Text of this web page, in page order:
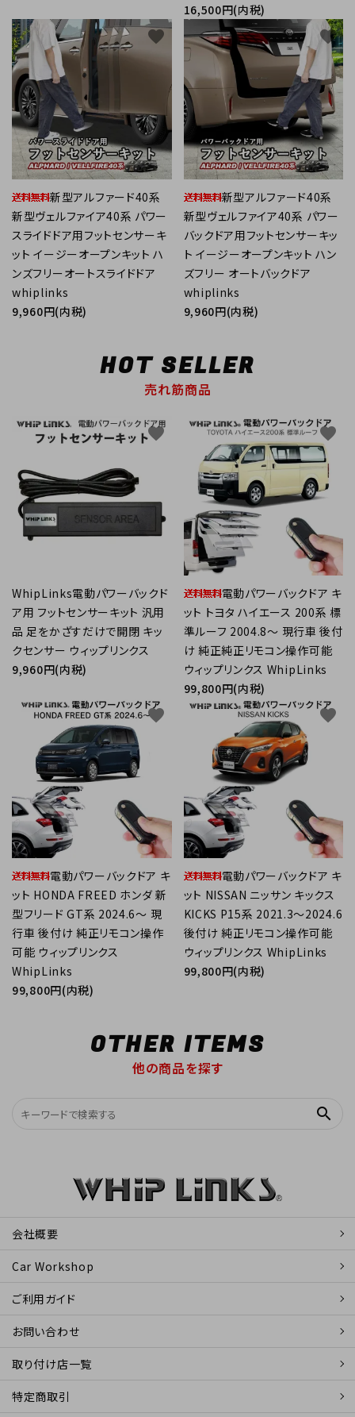
16,500円(内税)
新型アルファード40系
新型ヴェルファイア40系 パワー
スライドドア用フットセンサーキ
ット イージーオープンキット ハ
ンズフリーオートスライドドア
whiplinks
9,960円(内税)
favorite
新型アルファード40系
新型ヴェルファイア40系 パワー
バックドア用フットセンサーキッ
ト イージーオープンキット ハン
ズフリー オートバックドア
whiplinks
9,960円(内税)
favorite
HOT SELLER
売れ筋商品
WhipLinks電動パワーバックド
ア用 フットセンサーキット 汎用
品 足をかざすだけで開閉 キッ
クセンサー ウィップリンクス
9,960円(内税)
favorite
電動パワーバックドア キ
ット トヨタ ハイエース 200系 標
準ルーフ 2004.8～ 現行車 後付
け 純正純正リモコン操作可能
ウィップリンクス WhipLinks
99,800円(内税)
favorite
電動パワーバックドア キ
ット HONDA FREED ホンダ 新
型フリード GT系 2024.6～ 現
行車 後付け 純正リモコン操作
可能 ウィップリンクス
WhipLinks
99,800円(内税)
favorite
電動パワーバックドア キ
ット NISSAN ニッサン キックス
KICKS P15系 2021.3～2024.6
後付け 純正リモコン操作可能
ウィップリンクス WhipLinks
99,800円(内税)
favorite
OTHER ITEMS
他の商品を探す
search
会社概要
Car Workshop
ご利用ガイド
お問い合わせ
取り付け店一覧
特定商取引